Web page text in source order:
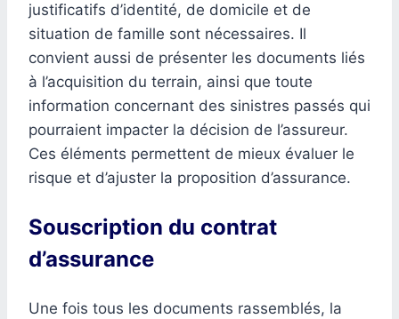
justificatifs d’identité, de domicile et de
situation de famille sont nécessaires. Il
convient aussi de présenter les documents liés
à l’acquisition du terrain, ainsi que toute
information concernant des sinistres passés qui
pourraient impacter la décision de l’assureur.
Ces éléments permettent de mieux évaluer le
risque et d’ajuster la proposition d’assurance.
Souscription du contrat
d’assurance
Une fois tous les documents rassemblés, la